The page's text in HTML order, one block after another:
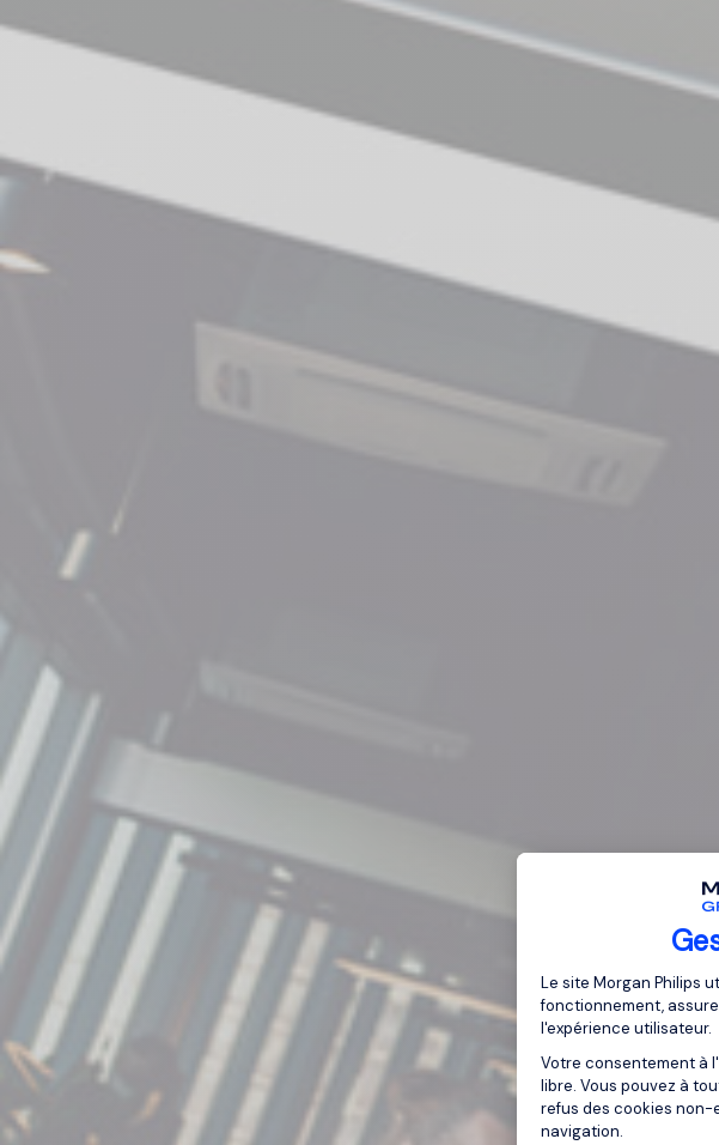
Plateforme
Le site Morgan Philips
fonctionnement,
l'expérience utilisateur.
Votre consentement à
libre. Vous pouvez à
refus des cookies non-
navigation.